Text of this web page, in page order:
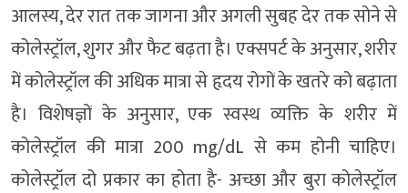
आलस्य, देर रात तक जागना और अगली सुबह देर तक सोने से
कोलेस्ट्रॉल, शुगर और फैट बढ़ता है। एक्सपर्ट के अनुसार, शरीर
में कोलेस्ट्रॉल की अधिक मात्रा से हृदय रोगों के खतरे को बढ़ाता
है। विशेषज्ञों के अनुसार, एक स्वस्थ व्यक्ति के शरीर में
कोलेस्ट्रॉल की मात्रा 200 mg/dL से कम होनी चाहिए।
कोलेस्ट्रॉल दो प्रकार का होता है- अच्छा और बुरा कोलेस्ट्रॉल